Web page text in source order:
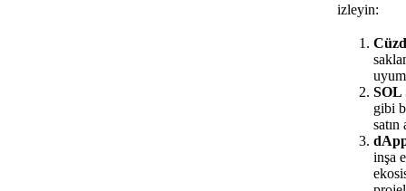
izleyin:
SOL
gibi
satın
inşa